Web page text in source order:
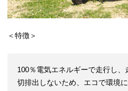
＜特徴＞
100％電気エネルギーで走行し
切排出しないため、エコで環境に